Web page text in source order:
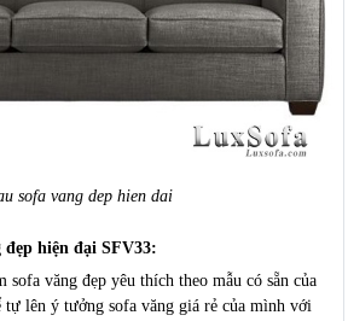
sofa vang dep hien dai
hiện đại SFV33:
sofa văng đẹp yêu thích theo mẫu có sẵn của
tự lên ý tưởng sofa văng giá rẻ của mình với